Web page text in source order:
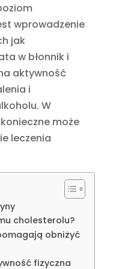
wprowadzenie
jak
w błonnik i
aktywność
i
W
może
leczenia
cholesterolu?
obniżyć
fizyczna